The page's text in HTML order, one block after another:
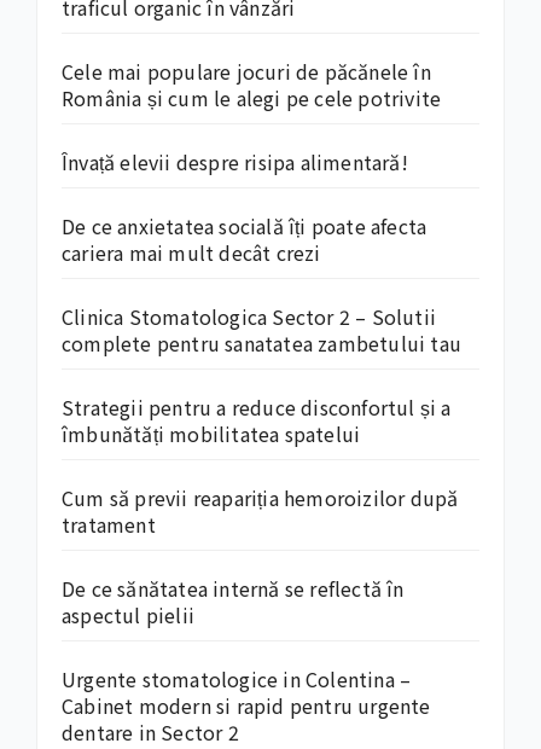
traficul organic în vânzări
Cele mai populare jocuri de păcănele în
România și cum le alegi pe cele potrivite
Învață elevii despre risipa alimentară!
De ce anxietatea socială îți poate afecta
cariera mai mult decât crezi
Clinica Stomatologica Sector 2 – Solutii
complete pentru sanatatea zambetului tau
Strategii pentru a reduce disconfortul și a
îmbunătăți mobilitatea spatelui
Cum să previi reapariția hemoroizilor după
tratament
De ce sănătatea internă se reflectă în
aspectul pielii
Urgente stomatologice in Colentina –
Cabinet modern si rapid pentru urgente
dentare in Sector 2